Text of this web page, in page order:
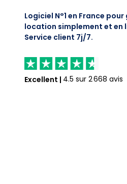
Logiciel N°1 en France
location simplement et en
Service client 7j/7.
Excellent | 4.5 sur 2 668 avis